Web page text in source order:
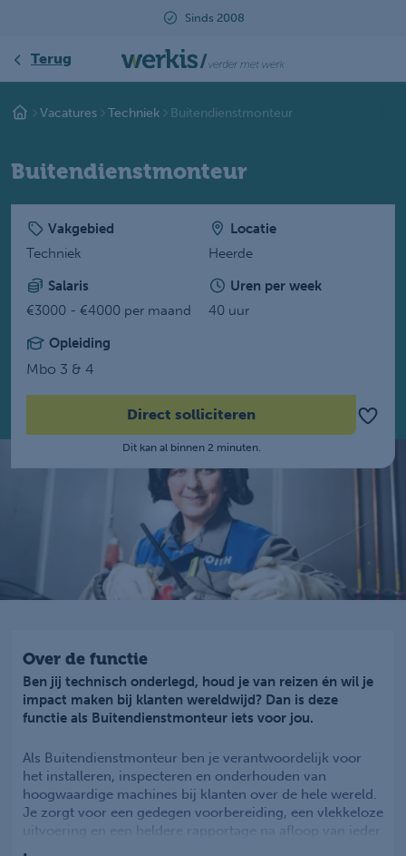
Terug
Vacatures Techniek Buitendienstmonteur
Buitendienstmonteur
Vakgebied
Techniek
Locatie
Heerde
Salaris
€3000 - €4000 per maand
Uren per week
40 uur
Opleiding
Mbo 3 & 4
Direct solliciteren
Dit kan al binnen 2 minuten.
Over de functie
Ben jij technisch onderlegd, houd je van reizen én wil je
impact maken bij klanten wereldwijd? Dan is deze
functie als Buitendienstmonteur iets voor jou.
Als Buitendienstmonteur ben je verantwoordelijk voor
het installeren, inspecteren en onderhouden van
hoogwaardige machines bij klanten over de hele wereld.
Je zorgt voor een gedegen voorbereiding, een vlekkeloze
uitvoering en een heldere rapportage na afloop van ieder